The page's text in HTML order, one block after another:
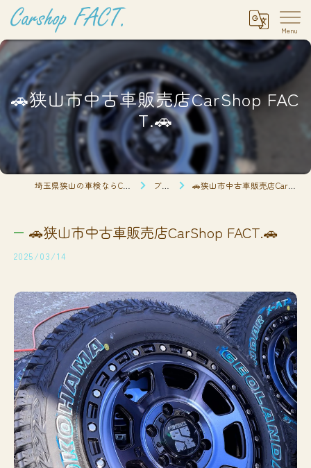
🚗狭山市中古車販売店CarShop FAC
T.🚗
ブログ 🚗狭山市中古車販売店CarShop FACT.🚗
🚗狭山市中古車販売店CarShop FACT.🚗
2025/03/14